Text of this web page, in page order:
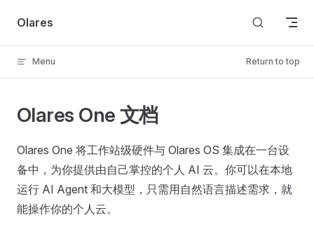
Skip to content
Olares
Menu Return to top
Olares One 文档
Olares One 将工作站级硬件与 Olares OS 集成在一台设
备中，为你提供由自己掌控的个人 AI 云。你可以在本地
运行 AI Agent 和大模型，只需用自然语言描述需求，就
能操作你的个人云。